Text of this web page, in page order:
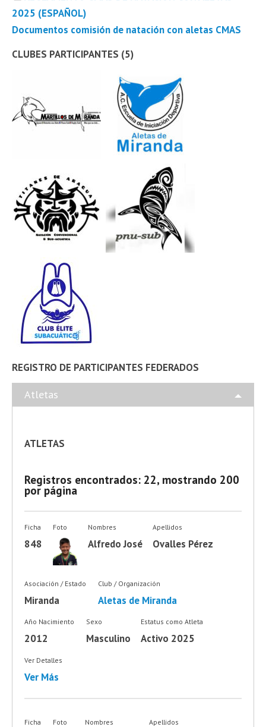
2025 (ESPAÑOL)
Documentos comisión de natación con aletas CMAS
CLUBES PARTICIPANTES (5)
REGISTRO DE PARTICIPANTES FEDERADOS
Atletas
ATLETAS
Registros encontrados: 22, mostrando 200
por página
Ficha
848
Foto Nombres
Alfredo José
Apellidos
Ovalles Pérez
Asociación / Estado
Miranda
Club / Organización
Aletas de Miranda
Año Nacimiento
2012
Sexo
Masculino
Estatus como Atleta
Activo 2025
Ver Detalles
Ver Más
Ficha Foto Nombres Apellidos